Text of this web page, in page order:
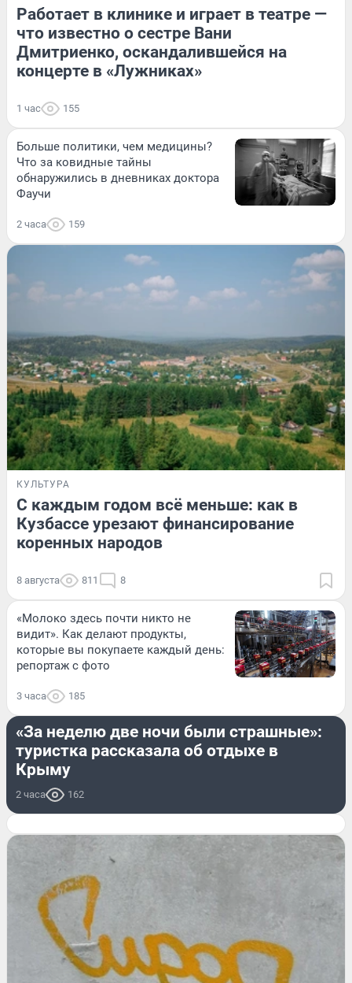
Работает в клинике и играет в театре —
что известно о сестре Вани
Дмитриенко, оскандалившейся на
концерте в «Лужниках»
1 час 155
Больше политики, чем медицины?
Что за ковидные тайны
обнаружились в дневниках доктора
Фаучи
2 часа 159
КУЛЬТУРА
С каждым годом всё меньше: как в
Кузбассе урезают финансирование
коренных народов
8 августа 811 8
«Молоко здесь почти никто не
видит». Как делают продукты,
которые вы покупаете каждый день:
репортаж с фото
3 часа 185
ЛЕТО
«За неделю две ночи были страшные»:
туристка рассказала об отдыхе в
Крыму
2 часа 162